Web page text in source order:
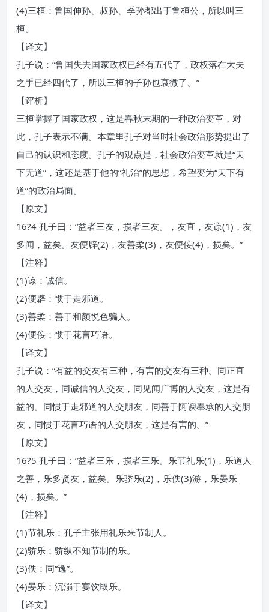
(4)三桓：鲁国伸孙、叔孙、季孙都出于鲁桓公，所以叫三
桓。
【译文】
孔子说：“鲁国失去国家政权已经有五代了，政权落在大夫
之手已经四代了，所以三桓的子孙也衰微了。”
【评析】
三桓掌握了国家政权，这是春秋末期的一种政治变革，对
此，孔子表示不满。本章里孔子对当时社会政治形势提出了
自己的认识和态度。孔子的观点是，社会政治变革就是“天
下无道”，这还是基于他的“礼治”的思想，希望变为“天下有
道”的政治局面。
【原文】
16?4 孔子曰：“益者三友，损者三友。，友直，友谅(1)，友
多闻，益矣。友便辟(2)，友善柔(3)，友便侫(4)，损矣。”
【注释】
(1)谅：诚信。
(2)便辟：惯于走邪道。
(3)善柔：善于和颜悦色骗人。
(4)便侫：惯于花言巧语。
【译文】
孔子说：“有益的交友有三种，有害的交友有三种。同正直
的人交友，同诚信的人交友，同见闻广博的人交友，这是有
益的。同惯于走邪道的人交朋友，同善于阿谀奉承的人交朋
友，同惯于花言巧语的人交朋友，这是有害的。”
【原文】
16?5 孔子曰：“益者三乐，损者三乐。乐节礼乐(1)，乐道人
之善，乐多贤友，益矣。乐骄乐(2)，乐佚(3)游，乐晏乐
(4)，损矣。”
【注释】
(1)节礼乐：孔子主张用礼乐来节制人。
(2)骄乐：骄纵不知节制的乐。
(3)佚：同“逸”。
(4)晏乐：沉溺于宴饮取乐。
【译文】